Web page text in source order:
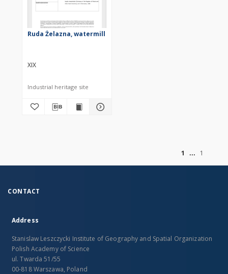
Ruda Żelazna, watermill
XIX
Industrial heritage site
1
1
CONTACT
Address
Stanislaw Leszczycki Institute of Geography and Spatial Organization
Polish Academy of Science
ul. Twarda 51/55
00-818 Warszawa, Poland